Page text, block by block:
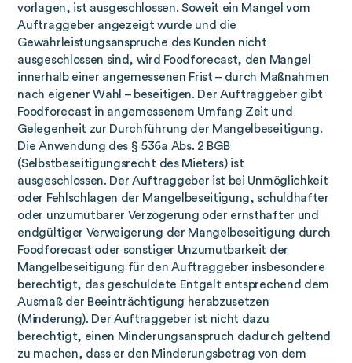
vorlagen, ist ausgeschlossen. Soweit ein Mangel vom
Auftraggeber angezeigt wurde und die
Gewährleistungsansprüche des Kunden nicht
ausgeschlossen sind, wird Foodforecast, den Mangel
innerhalb einer angemessenen Frist – durch Maßnahmen
nach eigener Wahl – beseitigen. Der Auftraggeber gibt
Foodforecast in angemessenem Umfang Zeit und
Gelegenheit zur Durchführung der Mangelbeseitigung.
Die Anwendung des § 536a Abs. 2 BGB
(Selbstbeseitigungsrecht des Mieters) ist
ausgeschlossen. Der Auftraggeber ist bei Unmöglichkeit
oder Fehlschlagen der Mangelbeseitigung, schuldhafter
oder unzumutbarer Verzögerung oder ernsthafter und
endgültiger Verweigerung der Mangelbeseitigung durch
Foodforecast oder sonstiger Unzumutbarkeit der
Mangelbeseitigung für den Auftraggeber insbesondere
berechtigt, das geschuldete Entgelt entsprechend dem
Ausmaß der Beeinträchtigung herabzusetzen
(Minderung). Der Auftraggeber ist nicht dazu
berechtigt, einen Minderungsanspruch dadurch geltend
zu machen, dass er den Minderungsbetrag von dem